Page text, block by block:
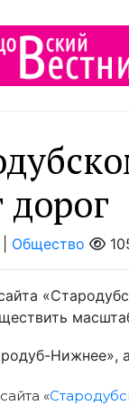
Общество
Нижнее»,
«